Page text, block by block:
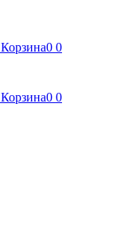
Корзина0 0
Корзина0 0